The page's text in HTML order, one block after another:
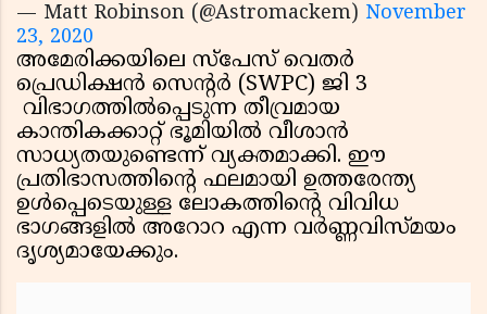
— Matt Robinson (@Astromackem) November
23, 2020
അമേരിക്കയിലെ സ്പേസ് വെതർ
പ്രെഡിക്ഷൻ സെൻ്റർ (SWPC) ജി 3
വിഭാഗത്തിൽപ്പെടുന്ന തീവ്രമായ
കാന്തികക്കാറ്റ് ഭൂമിയിൽ വീശാൻ
സാധ്യതയുണ്ടെന്ന് വ്യക്തമാക്കി. ഈ
പ്രതിഭാസത്തിൻ്റെ ഫലമായി ഉത്തരേന്ത്യ
ഉൾപ്പെടെയുള്ള ലോകത്തിൻ്റെ വിവിധ
ഭാഗങ്ങളിൽ അറോറ എന്ന വർണ്ണവിസ്മയം
ദൃശ്യമായേക്കും.